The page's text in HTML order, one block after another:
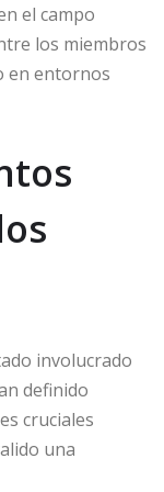
el campo
los miembros
en entornos
involucrado
definido
cruciales
una